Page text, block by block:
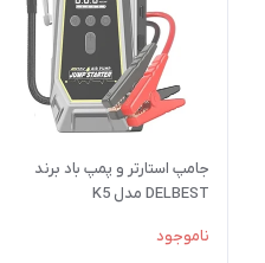
جامپ استارتر و پمپ باد برند
DELBEST مدل K5
ناموجود